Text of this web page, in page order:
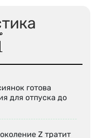
готова
для отпуска до
Z тратит